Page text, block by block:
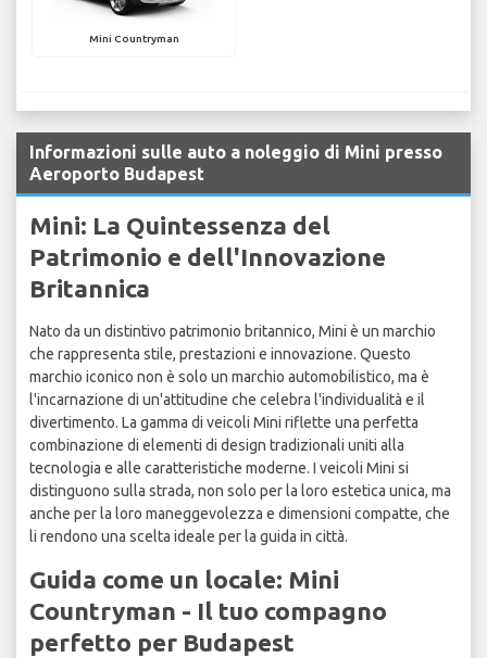
Mini Countryman
Informazioni sulle auto a noleggio di Mini presso
Aeroporto Budapest
Mini: La Quintessenza del
Patrimonio e dell'Innovazione
Britannica
Nato da un distintivo patrimonio britannico, Mini è un marchio
che rappresenta stile, prestazioni e innovazione. Questo
marchio iconico non è solo un marchio automobilistico, ma è
l'incarnazione di un'attitudine che celebra l'individualità e il
divertimento. La gamma di veicoli Mini riflette una perfetta
combinazione di elementi di design tradizionali uniti alla
tecnologia e alle caratteristiche moderne. I veicoli Mini si
distinguono sulla strada, non solo per la loro estetica unica, ma
anche per la loro maneggevolezza e dimensioni compatte, che
li rendono una scelta ideale per la guida in città.
Guida come un locale: Mini
Countryman - Il tuo compagno
perfetto per Budapest